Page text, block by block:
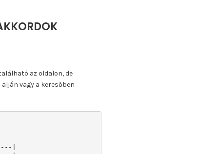
az oldalon, de
vagy a keresőben